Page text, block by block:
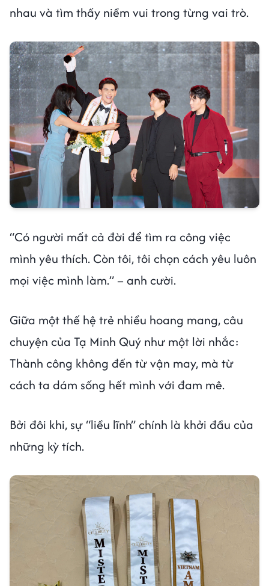
nhau và tìm thấy niềm vui trong từng vai trò.
“Có người mất cả đời để tìm ra công việc
mình yêu thích. Còn tôi, tôi chọn cách yêu luôn
mọi việc mình làm.” – anh cười.
Giữa một thế hệ trẻ nhiều hoang mang, câu
chuyện của Tạ Minh Quý như một lời nhắc:
Thành công không đến từ vận may, mà từ
cách ta dám sống hết mình với đam mê.
Bởi đôi khi, sự “liều lĩnh” chính là khởi đầu của
những kỳ tích.